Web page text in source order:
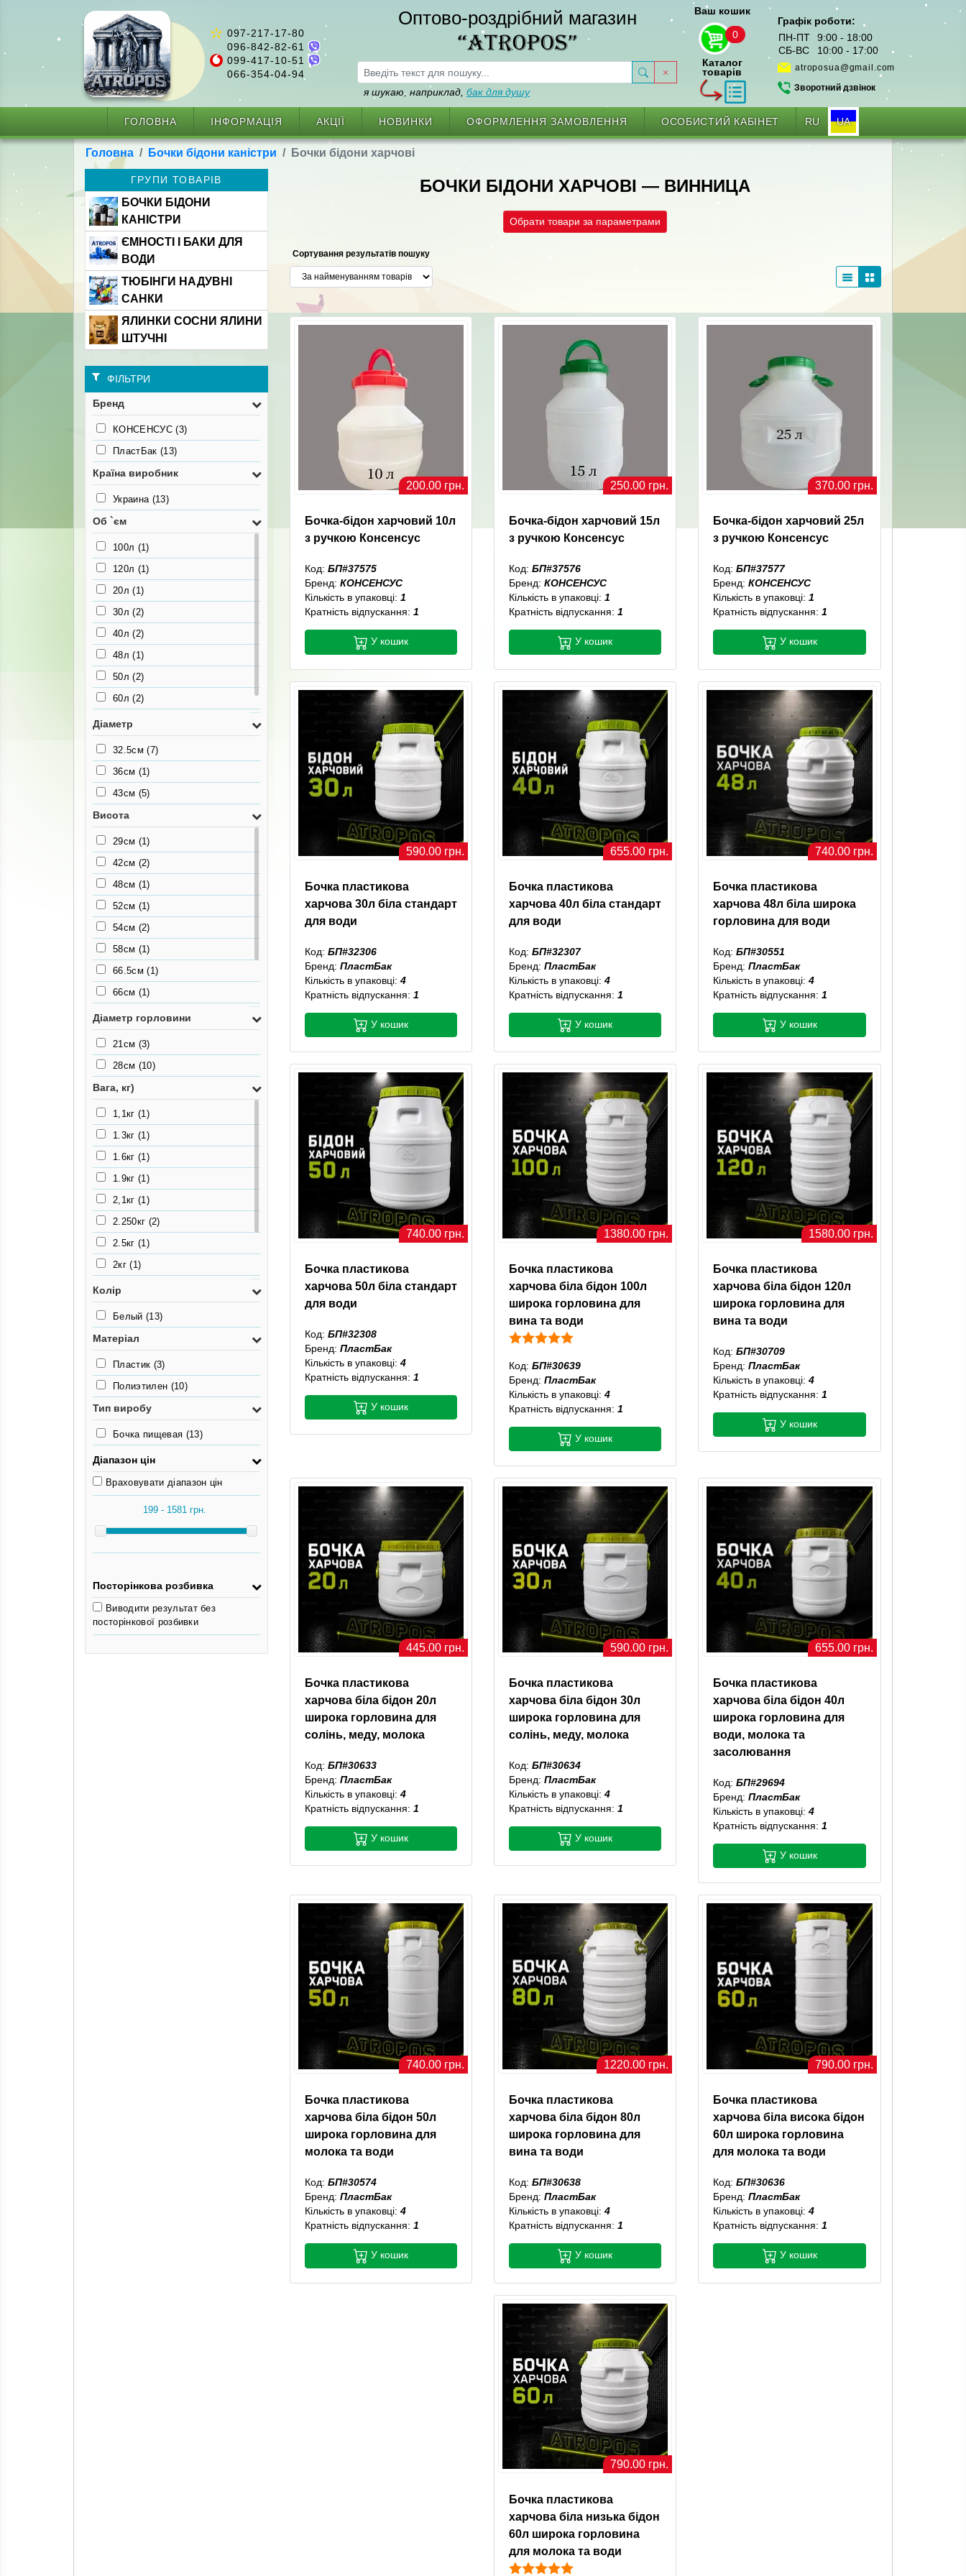
097-217-17-80
096-842-82-61
099-417-10-51
066-354-04-94
Оптово-роздрібний магазин
“ATROPOS”
я шукаю, наприклад, бак для душу
Ваш кошик
0
Каталог
товарів
Графік роботи:
ПН-ПТ
9:00 - 18:00
СБ-ВС
10:00 - 17:00
atroposua@gmail.com
Зворотний дзвінок
ГОЛОВНА ІНФОРМАЦІЯ АКЦІЇ НОВИНКИ ОФОРМЛЕННЯ ЗАМОВЛЕННЯ ОСОБИСТИЙ КАБІНЕТ RU UA
Головна Бочки бідони каністри Бочки бідони харчові
ГРУПИ ТОВАРІВ
БОЧКИ БІДОНИ
КАНІСТРИ
ЄМНОСТІ І БАКИ ДЛЯ
ВОДИ
ТЮБІНГИ НАДУВНІ
САНКИ
ЯЛИНКИ СОСНИ ЯЛИНИ
ШТУЧНІ
ФІЛЬТРИ
Бренд
КОНСЕНСУС(3)
ПластБак (13)
Країна виробник
Украина (13)
Об `єм
100л (1)
120л (1)
20л(1)
30л(2)
40л(2)
48л(1)
50л(2)
60л(2)
80л
Діаметр
32.5см(7)
36см (1)
43см (5)
Висота
29см (1)
42см (2)
48см (1)
52см (1)
54см (2)
58см (1)
66.5см(1)
66см (1)
78.5см (1)
93см(1)
Діаметр горловини
21см (3)
28см (10)
Вага, кг)
1,1кг (1)
1.3кг (1)
1.6кг (1)
1.9кг (1)
2,1кг (1)
2.250кг (2)
2.5кг (1)
2кг(1)
3,1кг
3.6кг(1)
Колір
Белый (13)
Матеріал
Пластик (3)
Полиэтилен (10)
Тип виробу
Бочка пищевая (13)
Діапазон цін
Враховувати діапазон цін
Посторінкова розбивка
Виводити результат без
посторінкової розбивки
БОЧКИ БІДОНИ ХАРЧОВІ — ВИННИЦА
Обрати товари за параметрами
Сортування результатів пошуку
200.00 грн.
Бочка-бідон харчовий 10л
з ручкою Консенсус
Код: БП#37575
Бренд: КОНСЕНСУС
Кількість в упаковці: 1
Кратність відпускання: 1
У кошик
250.00 грн.
Бочка-бідон харчовий 15л
з ручкою Консенсус
Код: БП#37576
Бренд: КОНСЕНСУС
Кількість в упаковці: 1
Кратність відпускання: 1
У кошик
370.00 грн.
Бочка-бідон харчовий 25л
з ручкою Консенсус
Код:БП#37577
Бренд:КОНСЕНСУС
Кількість в упаковці:1
Кратність відпускання:1
У кошик
590.00 грн.
Бочка пластикова
харчова 30л біла стандарт
для води
Код: БП#32306
Бренд: ПластБак
Кількість в упаковці: 4
Кратність відпускання: 1
У кошик
655.00 грн.
Бочка пластикова
харчова 40л біла стандарт
для води
Код: БП#32307
Бренд: ПластБак
Кількість в упаковці: 4
Кратність відпускання: 1
У кошик
740.00 грн.
Бочка пластикова
харчова 48л біла широка
горловина для води
Код:БП#30551
Бренд:ПластБак
Кількість в упаковці:4
Кратність відпускання:1
У кошик
740.00 грн.
Бочка пластикова
харчова 50л біла стандарт
для води
Код: БП#32308
Бренд: ПластБак
Кількість в упаковці: 4
Кратність відпускання: 1
У кошик
1380.00 грн.
Бочка пластикова
харчова біла бідон 100л
широка горловина для
вина та води
Код: БП#30639
Бренд: ПластБак
Кількість в упаковці: 4
Кратність відпускання: 1
У кошик
1580.00 грн.
Бочка пластикова
харчова біла бідон 120л
широка горловина для
вина та води
Код:БП#30709
Бренд:ПластБак
Кількість в упаковці:4
Кратність відпускання:1
У кошик
445.00 грн.
Бочка пластикова
харчова біла бідон 20л
широка горловина для
солінь, меду, молока
Код: БП#30633
Бренд: ПластБак
Кількість в упаковці: 4
Кратність відпускання: 1
У кошик
590.00 грн.
Бочка пластикова
харчова біла бідон 30л
широка горловина для
солінь, меду, молока
Код: БП#30634
Бренд: ПластБак
Кількість в упаковці: 4
Кратність відпускання: 1
У кошик
655.00 грн.
Бочка пластикова
харчова біла бідон 40л
широка горловина для
води, молока та
засолювання
Код:БП#29694
Бренд:ПластБак
Кількість в упаковці:4
Кратність відпускання:1
У кошик
740.00 грн.
Бочка пластикова
харчова біла бідон 50л
широка горловина для
молока та води
Код: БП#30574
Бренд: ПластБак
Кількість в упаковці: 4
Кратність відпускання: 1
У кошик
1220.00 грн.
Бочка пластикова
харчова біла бідон 80л
широка горловина для
вина та води
Код: БП#30638
Бренд: ПластБак
Кількість в упаковці: 4
Кратність відпускання: 1
У кошик
790.00 грн.
Бочка пластикова
харчова біла висока бідон
60л широка горловина
для молока та води
Код:БП#30636
Бренд:ПластБак
Кількість в упаковці:4
Кратність відпускання:1
У кошик
790.00 грн.
Бочка пластикова
харчова біла низька бідон
60л широка горловина
для молока та води